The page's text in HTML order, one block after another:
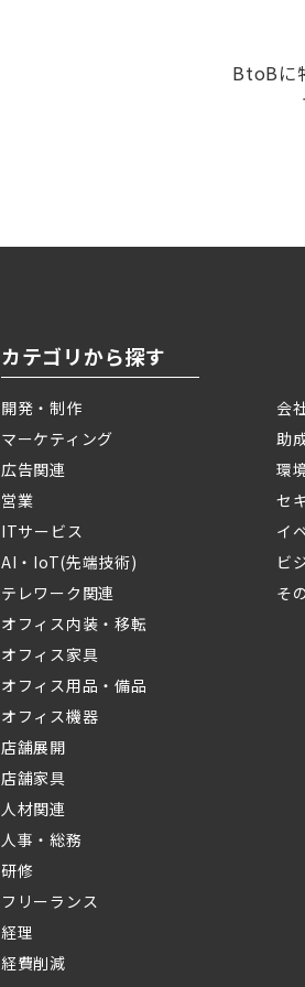
BtoBに
カテゴリから探す
開発・制作
マーケティング
広告関連
営業
ITサービス
AI・IoT(先端技術)
テレワーク関連
オフィス内装・移転
オフィス家具
オフィス用品・備品
オフィス機器
店舗展開
店舗家具
人材関連
人事・総務
研修
フリーランス
経理
経費削減
会
助
環
セ
イ
ビ
そ